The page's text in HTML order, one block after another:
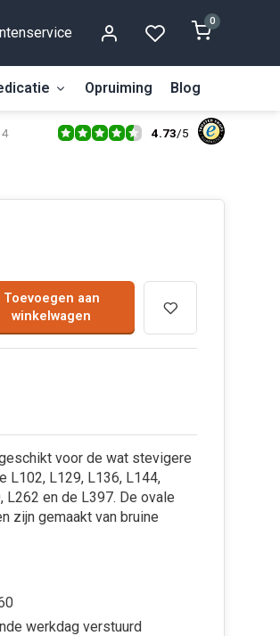
0
Opruiming Blog
4.73/5
Toevoegen aan
winkelwagen
voor de wat stevigere
L102, L129, L136, L144,
L262 en de L397. De ovale
zijn gemaakt van bruine
werkdag verstuurd